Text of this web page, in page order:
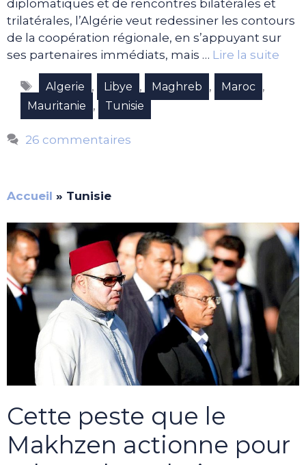
diplomatiques et de rencontres bilatérales et
trilatérales, l’Algérie veut redessiner les contours
de la coopération régionale, en s’appuyant sur
ses partenaires immédiats, mais … Lire la suite
Étiquettes
Algerie , Libye , Maghreb , Maroc ,
Mauritanie , Tunisie
26 commentaires
Accueil » Tunisie
Cette peste que le
Makhzen actionne pour